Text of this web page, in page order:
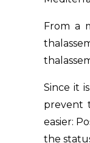
From a
Since it
prevent
easier:
the